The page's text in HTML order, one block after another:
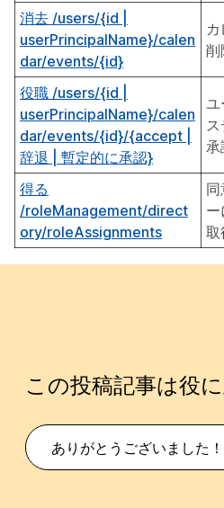
消去 /users/{id |
userPrincipalName}/calen
dar/events/{id}
削
役職 /users/{id |
userPrincipalName}/calen
dar/events/{id}/{accept |
辞退 | 暫定的に承認}
ユ
承
得る
/roleManagement/direct
ory/roleAssignments
取
この投稿記事は役
ありがとうございました！